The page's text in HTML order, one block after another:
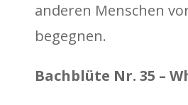
anderen Menschen
begegnen.
Bachblüte Nr. 35 –